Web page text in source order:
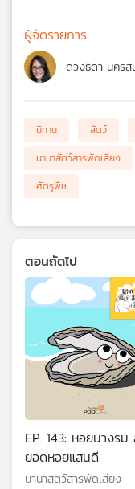
ผู้จัดรายการ
ดวงธิดา นคร
นิทาน สัตว์
นานาสัตว์สารพัดเสียง
ศัตรูพืช
ตอนถัดไป
EP. 143: หอยนางรม
ยอดหอยแสนดี
นานาสัตว์สารพัดเสียง